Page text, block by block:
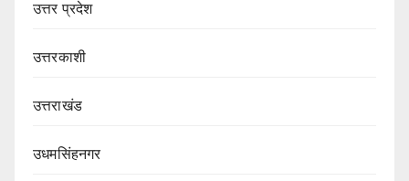
उत्तर प्रदेश
उत्तरकाशी
उत्तराखंड
उधमसिंहनगर